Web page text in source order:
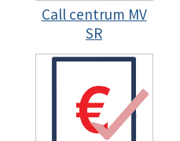
Call centrum MV
SR